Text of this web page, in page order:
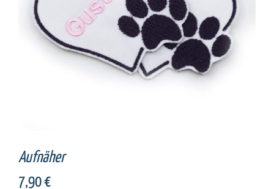
SELECT OPTIONS / DETAILS
Aufnäher
7,90€